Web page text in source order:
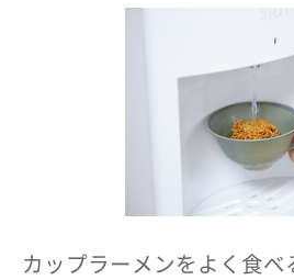
カップラーメンをよく食べ